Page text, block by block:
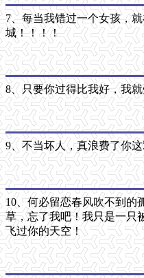
7、每当我错过一个女孩，
城！！！！
8、只要你过得比我好，我
9、不当坏人，真浪费了你
10、何必留恋春风吹不到的
草，忘了我吧！我只是一只
飞过你的天空！